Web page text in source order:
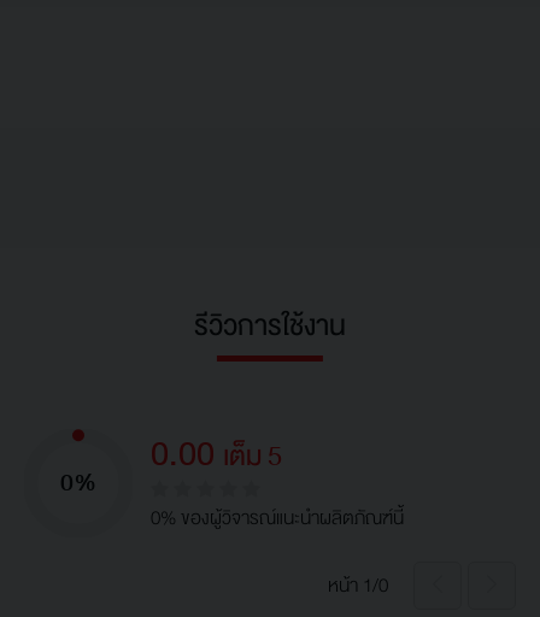
รีวิวการใช้งาน
0% 0.00 เต็ม 5
0% ของผู้วิจารณ์แนะนำผลิตภัณฑ์นี้
หน้า 1/0